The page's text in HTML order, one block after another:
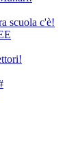
scuola c'è!